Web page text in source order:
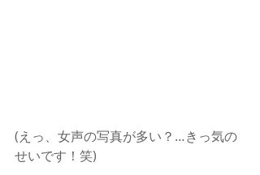
(えっ、女声の写真が多い？…きっ気の
せいです！笑)